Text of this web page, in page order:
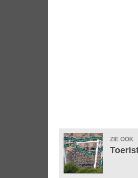
ZIE OOK